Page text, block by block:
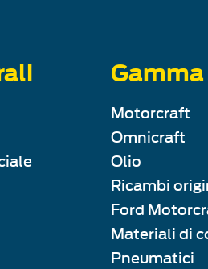
Motorcraft
Omnicraft
Olio
Ricambi
Ford
Materiali di
Pneumatici